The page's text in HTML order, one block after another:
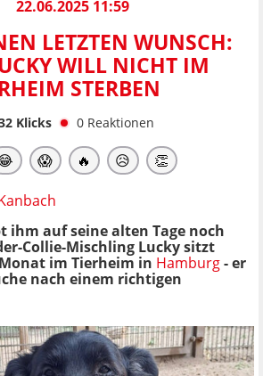
22.06.2025 11:59
LETZTEN WUNSCH:
WILL NICHT IM
STERBEN
Klicks 0 Reaktionen
😱 🔥 😥 👏
ihm auf seine alten Tage noch
Collie-Mischling Lucky sitzt
im Tierheim in Hamburg- er
nach einem richtigen